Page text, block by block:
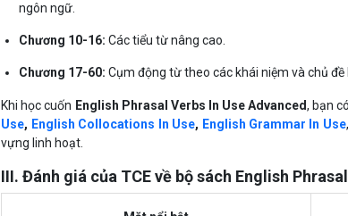
ngôn ngữ.
Chương 10-16:Các tiểu từ nâng cao.
Chương 17-60:Cụm động từ theo các khái niệm và chủ đề
Khi học cuốn English Phrasal Verbs In Use Advanced, bạn
Use, English Collocations In Use, English Grammar In Use
vựng linh hoạt.
III. Đánh giá của TCE về bộ sách English